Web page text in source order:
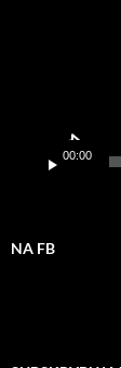
00:00
NA FB